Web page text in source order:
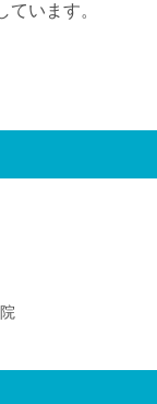
います。